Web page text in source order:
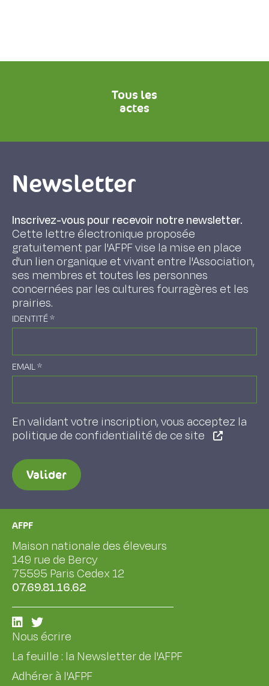
Tous les
actes
Newsletter
Inscrivez-vous pour recevoir notre newsletter.
Cette lettre électronique proposée
gratuitement par l'AFPF vise la mise en place
d'un lien organique et vivant entre l'Association,
ses membres et toutes les personnes
concernées par les cultures fourragères et les
prairies.
IDENTITÉ*
EMAIL*
En validant votre inscription, vous acceptez la
politique de confidentialité de ce site
Valider
AFPF
Maison nationale des éleveurs
149 rue de Bercy
75595 Paris Cedex 12
07.69.81.16.62
Nous écrire
La feuille : la Newsletter de l'AFPF
Adhérer à l'AFPF